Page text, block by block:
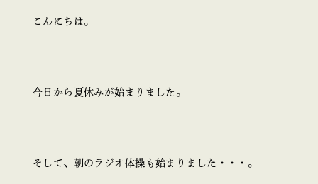
こんにちは。
今日から夏休みが始まりました。
そして、朝のラジオ体操も始まりました・・・。